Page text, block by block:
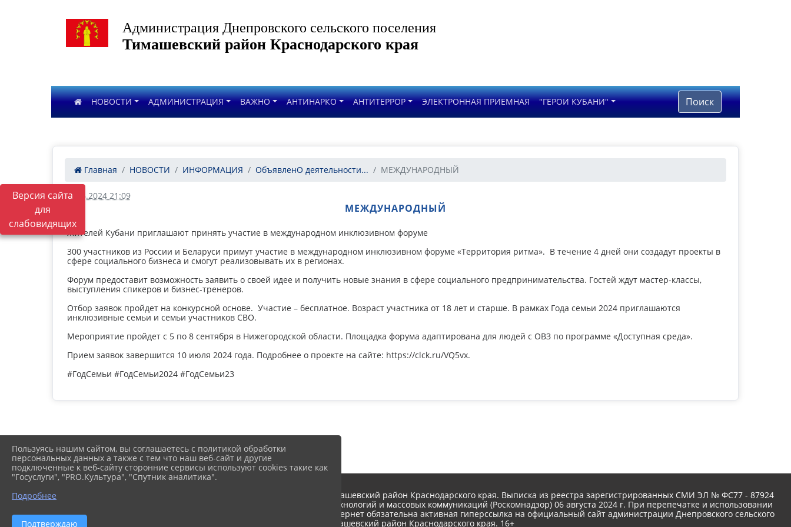
Версия сайта
для
слабовидящих
Администрация Днепровского сельского поселения
Тимашевский район Краснодарского края
НОВОСТИ АДМИНИСТРАЦИЯ ВАЖНО АНТИНАРКО АНТИТЕРРОР ЭЛЕКТРОННАЯ ПРИЕМНАЯ "ГЕРОИ КУБАНИ" Поиск
Главная НОВОСТИ ИНФОРМАЦИЯ ОбъявленО деятельности... МЕЖДУНАРОДНЫЙ
13.06.2024 21:09
МЕЖДУНАРОДНЫЙ
Жителей Кубани приглашают принять участие в международном инклюзивном форуме
300 участников из России и Беларуси примут участие в международном инклюзивном форуме «Территория ритма». В течение 4 дней они создадут проекты в
сфере социального бизнеса и смогут реализовывать их в регионах.
Форум предоставит возможность заявить о своей идее и получить новые знания в сфере социального предпринимательства. Гостей ждут мастер-классы,
выступления спикеров и бизнес-тренеров.
Отбор заявок пройдет на конкурсной основе. Участие – бесплатное. Возраст участника от 18 лет и старше. В рамках Года семьи 2024 приглашаются
инклюзивные семьи и семьи участников СВО.
Мероприятие пройдет с 5 по 8 сентября в Нижегородской области. Площадка форума адаптирована для людей с ОВЗ по программе «Доступная среда».
Прием заявок завершится 10 июля 2024 года. Подробнее о проекте на сайте: https://clck.ru/VQ5vx.
#ГодСемьи #ГодСемьи2024 #ГодСемьи23
Официальный сайт администрации Днепровского сельского поселения Тимашевский район Краснодарского края. Выписка из реестра зарегистрированных СМИ ЭЛ № ФС77 - 87924
выдано Федеральной службой по надзору в сфере связи, информационных технологий и массовых коммуникаций (Роскомнадзор) 06 августа 2024 г. При перепечатке и использовании
информации ссылка на источник обязательна. Для сайтов и страниц сети Интернет обязательна активная гиперссылка на официальный сайт администрации Днепровского сельского
поселения Тимашевский район Краснодарского края. 16+
Пользуясь нашим сайтом, вы соглашаетесь с политикой обработки
персональных данных а также с тем что наш веб-сайт и другие
подключенные к веб-сайту сторонние сервисы используют cookies такие как
"Госуслуги", "PRO.Культура", "Спутник аналитика".
Подробнее
Подтверждаю